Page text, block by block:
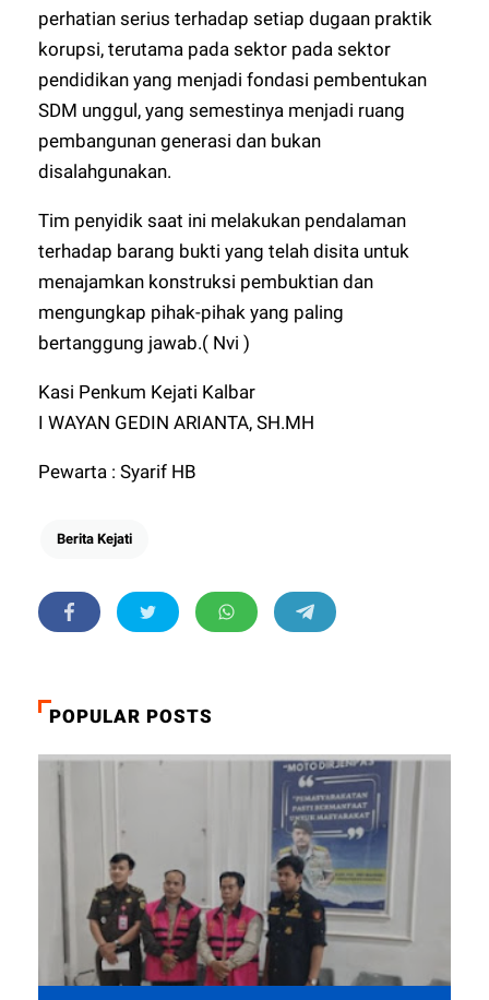
perhatian serius terhadap setiap dugaan praktik
korupsi, terutama pada sektor pada sektor
pendidikan yang menjadi fondasi pembentukan
SDM unggul, yang semestinya menjadi ruang
pembangunan generasi dan bukan
disalahgunakan.
Tim penyidik saat ini melakukan pendalaman
terhadap barang bukti yang telah disita untuk
menajamkan konstruksi pembuktian dan
mengungkap pihak-pihak yang paling
bertanggung jawab.( Nvi )
Kasi Penkum Kejati Kalbar
I WAYAN GEDIN ARIANTA, SH.MH
Pewarta : Syarif HB
Berita Kejati
POPULAR POSTS